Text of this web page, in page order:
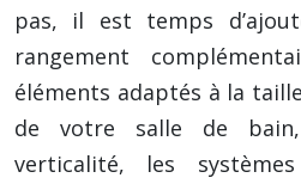
pas, il est temps
rangement
éléments adaptés à la
de votre salle de
verticalité, les